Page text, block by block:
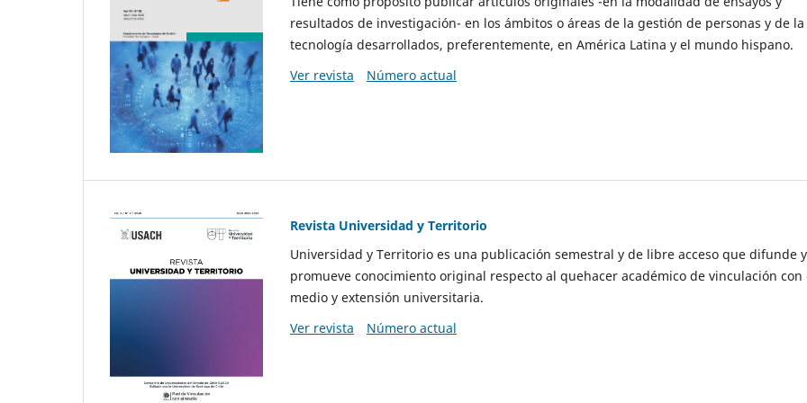
resultados de investigación- en los ámbitos o áreas de la gestión de personas y de la
tecnología desarrollados, preferentemente, en América Latina y el mundo hispano.
Ver revista
Número actual
Revista Universidad y Territorio
Universidad y Territorio es una publicación semestral y de libre acceso que difunde y
promueve conocimiento original respecto al quehacer académico de vinculación con
medio y extensión universitaria.
Ver revista
Número actual